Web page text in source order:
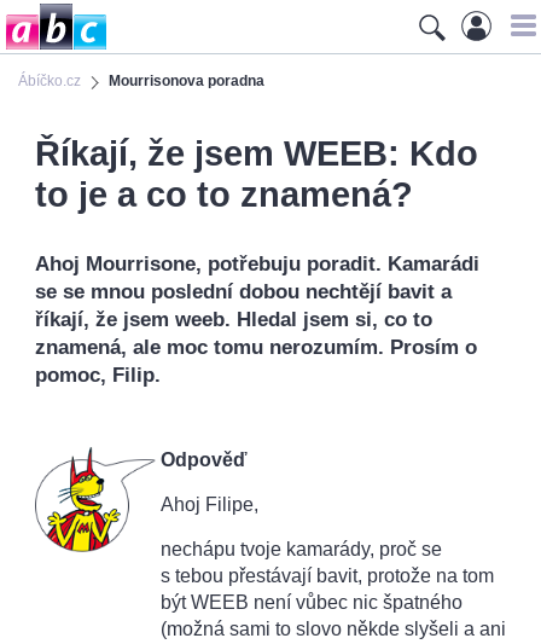
Ábíčko.cz Mourrisonova poradna
Říkají, že jsem WEEB: Kdo
to je a co to znamená?
Ahoj Mourrisone, potřebuju poradit. Kamarádi
se se mnou poslední dobou nechtějí bavit a
říkají, že jsem weeb. Hledal jsem si, co to
znamená, ale moc tomu nerozumím. Prosím o
pomoc, Filip.
Odpověď
Ahoj Filipe,
nechápu tvoje kamarády, proč se
s tebou přestávají bavit, protože na tom
být WEEB není vůbec nic špatného
(možná sami to slovo někde slyšeli a ani